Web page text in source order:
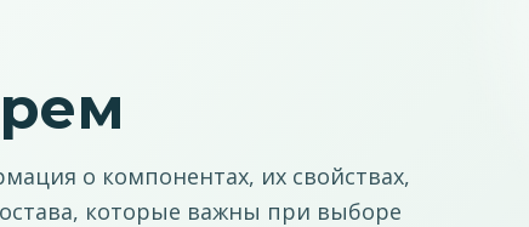
о компонентах, их свойствах,
которые важны при выборе